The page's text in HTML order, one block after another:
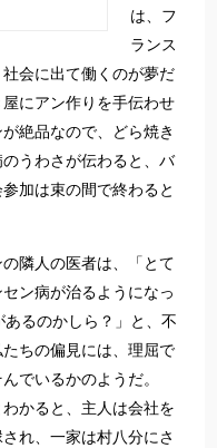
は、フ
ランス
会に出て働くのが夢だ
にアン作りを手伝わせ
絶品なので、どら焼き
うわさが伝わると、バ
加は束の間で終わると
隣人の医者は、「とて
ン病が治るようになっ
るのかしら？」と、不
ちの偏見には、理屈で
でいるかのようだ。
かると、主人は会社を
れ、一家は村八分にさ